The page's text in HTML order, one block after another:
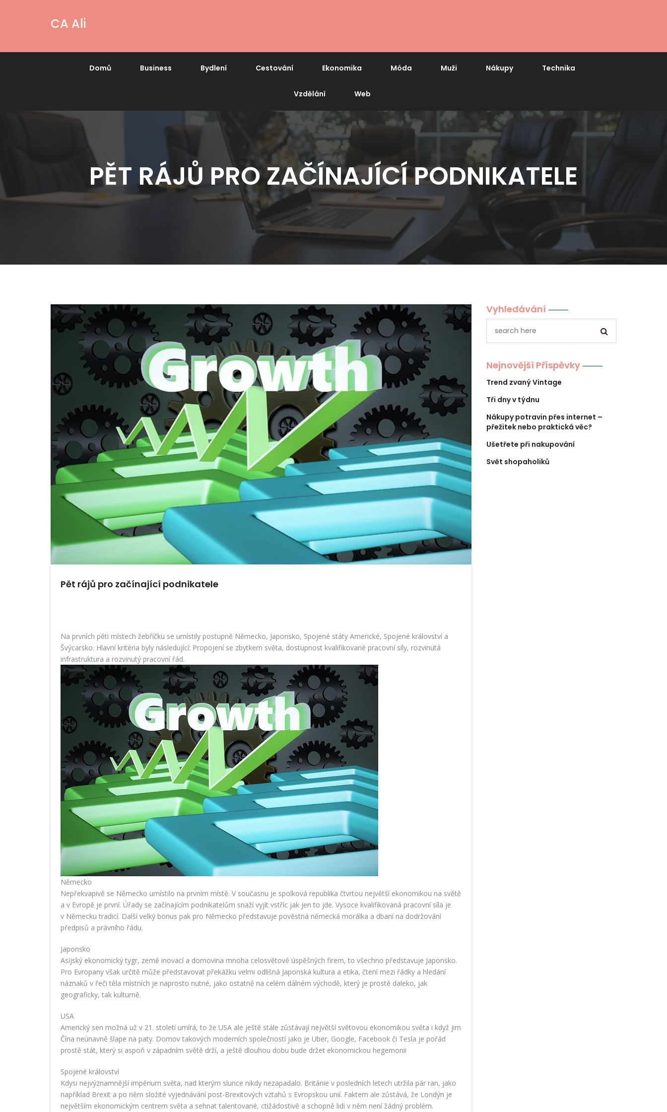
CA Ali
Domů Business Bydlení Cestování Ekonomika Móda Muži Nákupy Technika
Vzdělání Web
PĚT RÁJŮ PRO ZAČÍNAJÍCÍ PODNIKATELE
Pět rájů pro začínající podnikatele
Na prvních pěti místech žebříčku se umístily postupně Německo, Japonsko, Spojené státy Americké, Spojené království a
Švýcarsko. Hlavní kritéria byly následující: Propojení se zbytkem světa, dostupnost kvalifikované pracovní síly, rozvinutá
infrastruktura a rozvinutý pracovní řád.
Německo
Nepřekvapivě se Německo umístilo na prvním místě. V současnu je spolková republika čtvrtou největší ekonomikou na světě
a v Evropě je první. Úřady se začínajícím podnikatelům snaží vyjít vstříc jak jen to jde. Vysoce kvalifikovaná pracovní síla je
v Německu tradicí. Další velký bonus pak pro Německo představuje pověstná německá morálka a dbaní na dodržování
předpisů a právního řádu.
Japonsko
Asijský ekonomický tygr, země inovací a domovina mnoha celosvětově úspěšných firem, to všechno představuje Japonsko.
Pro Evropany však určitě může představovat překážku velmi odlišná Japonská kultura a etika, čtení mezi řádky a hledání
náznaků v řeči těla místních je naprosto nutné, jako ostatně na celém dálném východě, který je prostě daleko, jak
geograficky, tak kulturně.
USA
Americký sen možná už v 21. století umírá, to že USA ale ještě stále zůstávají největší světovou ekonomikou světa i když jim
Čína neúnavně šlape na paty. Domov takových moderních společností jako je Uber, Google, Facebook či Tesla je pořád
prostě stát, který si aspoň v západním světě drží, a ještě dlouhou dobu bude držet ekonomickou hegemonii
Spojené království
Kdysi nejvýznamnější impérium světa, nad kterým slunce nikdy nezapadalo. Británie v posledních letech utržila pár ran, jako
například Brexit a po něm složité vyjednávání post-Brexitových vztahů s Evropskou unií. Faktem ale zůstává, že Londýn je
největším ekonomickým centrem světa a sehnat talentované, ctižádostivě a schopně lidi v něm není žádný problém.
Vyhledávání
Nejnovější Příspěvky
Trend zvaný Vintage
Tři dny v týdnu
Nákupy potravin přes internet –
přežitek nebo praktická věc?
Ušetřete při nakupování
Svět shopaholiků